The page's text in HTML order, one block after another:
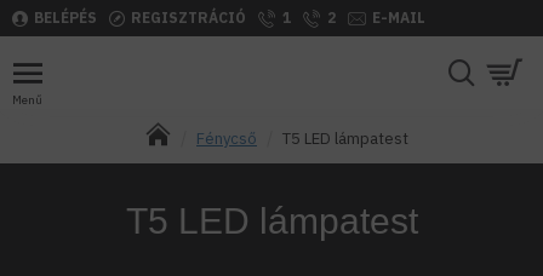
BELÉPÉS REGISZTRÁCIÓ 1 2 E-MAIL
Fénycső T5 LED lámpatest
T5 LED lámpatest